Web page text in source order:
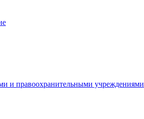
и правоохранительными учреждениями